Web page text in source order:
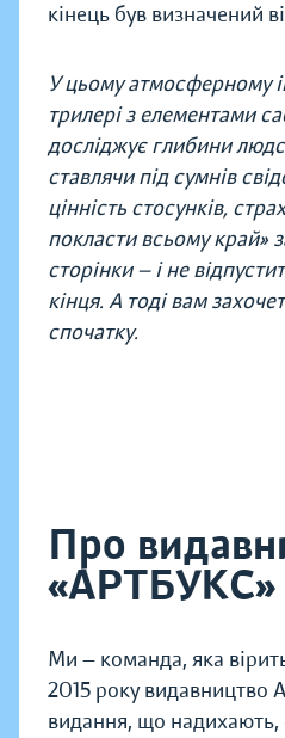
кінець був визначений
У цьому атмосферному
трилері з елементами
досліджує глибини
ставлячи під сумнів
цінність стосунків,
покласти всьому край»
сторінки — і не
кінця. А тоді вам
спочатку.
Про
«АРТБУКС»
Ми — команда, яка
2015 року видавництво
видання, що